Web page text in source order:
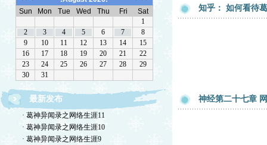
最新发布
· 葛神异闻录之网络生涯11
· 葛神异闻录之网络生涯10
· 葛神异闻录之网络生涯9
知乎： 如何看待
神经第二十七章